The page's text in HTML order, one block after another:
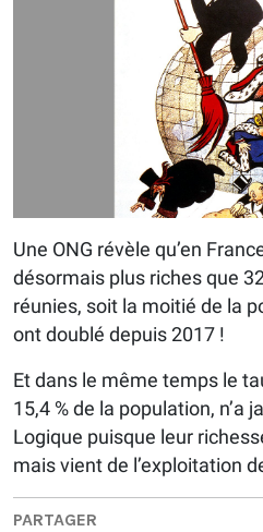
Une ONG révèle qu’en
désormais plus riches que
réunies, soit la moitié de la
ont doublé depuis 2017 !
Et dans le même temps le
15,4 % de la population, n’a
Logique puisque leur
mais vient de l’exploitation
PARTAGER